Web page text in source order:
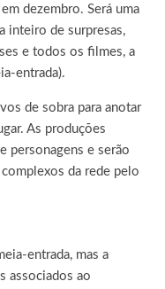
dezembro. Será uma
inteiro de surpresas,
e todos os filmes, a
entrada).
de sobra para anotar
As produções
personagens e serão
da rede pelo
entrada, mas a
associados ao